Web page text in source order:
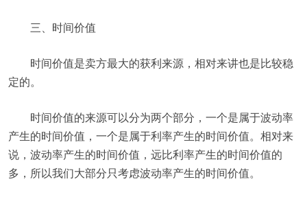
三、时间价值
时间价值是卖方最大的获利来源，相对来讲也是比较稳
定的。
时间价值的来源可以分为两个部分，一个是属于波动率
产生的时间价值，一个是属于利率产生的时间价值。相对来
说，波动率产生的时间价值，远比利率产生的时间价值的
多，所以我们大部分只考虑波动率产生的时间价值。